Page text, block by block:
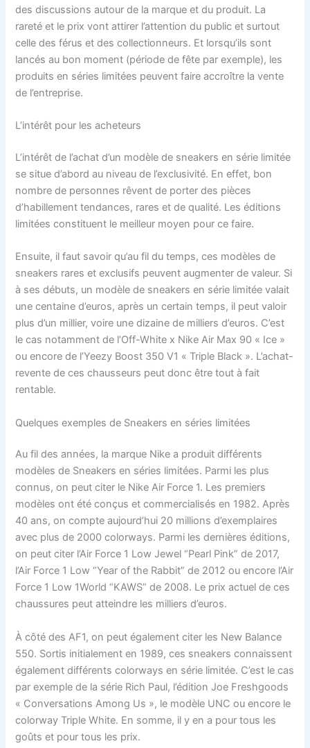
des discussions autour de la marque et du produit. La
rareté et le prix vont attirer l’attention du public et surtout
celle des férus et des collectionneurs. Et lorsqu’ils sont
lancés au bon moment (période de fête par exemple), les
produits en séries limitées peuvent faire accroître la vente
de l’entreprise.
L’intérêt pour les acheteurs
L’intérêt de l’achat d’un modèle de sneakers en série limitée
se situe d’abord au niveau de l’exclusivité. En effet, bon
nombre de personnes rêvent de porter des pièces
d’habillement tendances, rares et de qualité. Les éditions
limitées constituent le meilleur moyen pour ce faire.
Ensuite, il faut savoir qu’au fil du temps, ces modèles de
sneakers rares et exclusifs peuvent augmenter de valeur. Si
à ses débuts, un modèle de sneakers en série limitée valait
une centaine d’euros, après un certain temps, il peut valoir
plus d’un millier, voire une dizaine de milliers d’euros. C’est
le cas notamment de l’Off-White x Nike Air Max 90 « Ice »
ou encore de l’Yeezy Boost 350 V1 « Triple Black ». L’achat-
revente de ces chausseurs peut donc être tout à fait
rentable.
Quelques exemples de Sneakers en séries limitées
Au fil des années, la marque Nike a produit différents
modèles de Sneakers en séries limitées. Parmi les plus
connus, on peut citer le Nike Air Force 1. Les premiers
modèles ont été conçus et commercialisés en 1982. Après
40 ans, on compte aujourd’hui 20 millions d’exemplaires
avec plus de 2000 colorways. Parmi les dernières éditions,
on peut citer l’Air Force 1 Low Jewel “Pearl Pink” de 2017,
l’Air Force 1 Low “Year of the Rabbit” de 2012 ou encore l’Air
Force 1 Low 1World “KAWS” de 2008. Le prix actuel de ces
chaussures peut atteindre les milliers d’euros.
À côté des AF1, on peut également citer les New Balance
550. Sortis initialement en 1989, ces sneakers connaissent
également différents colorways en série limitée. C’est le cas
par exemple de la série Rich Paul, l’édition Joe Freshgoods
« Conversations Among Us », le modèle UNC ou encore le
colorway Triple White. En somme, il y en a pour tous les
goûts et pour tous les prix.